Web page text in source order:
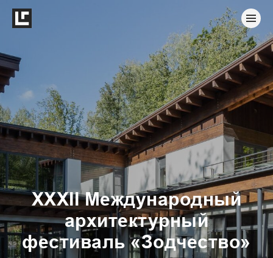
XXXII Международный
архитектурный
фестиваль «Зодчество»